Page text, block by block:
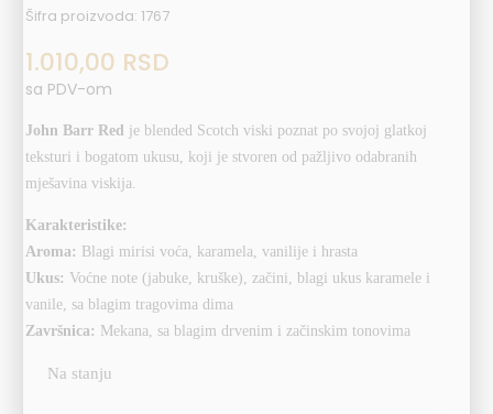
Šifra proizvoda: 1767
1.010,00 RSD
sa PDV-om
John Barr Red je blended Scotch viski poznat po svojoj glatkoj
teksturi i bogatom ukusu, koji je stvoren od pažljivo odabranih
mješavina viskija.
Karakteristike:
Aroma: Blagi mirisi voća, karamela, vanilije i hrasta
Ukus: Voćne note (jabuke, kruške), začini, blagi ukus karamele i
vanile, sa blagim tragovima dima
Završnica: Mekana, sa blagim drvenim i začinskim tonovima